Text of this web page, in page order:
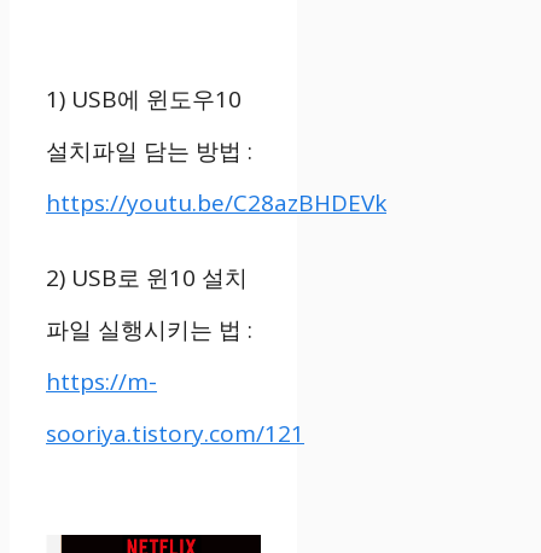
1) USB에 윈도우10
설치파일 담는 방법 :
https://youtu.be/C28azBHDEVk
2) USB로 윈10 설치
파일 실행시키는 법 :
https://m-
sooriya.tistory.com/121